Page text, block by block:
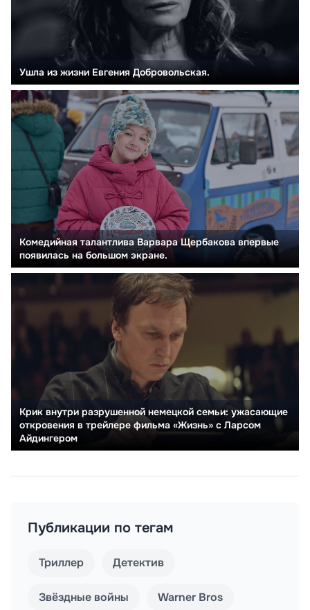
Ушла из жизни Евгения Добровольская.
Комедийная талантлива Варвара Щербакова впервые
появилась на большом экране.
Крик внутри разрушенной немецкой семьи: ужасающие
откровения в трейлере фильма «Жизнь» с Ларсом
Айдингером
Публикации по тегам
Триллер Детектив
Звёздные войны Warner Bros